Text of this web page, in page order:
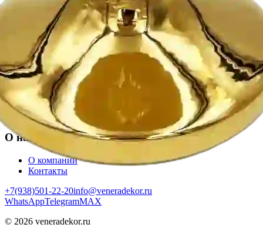
Коллекция BOUCHER
Коллекция WHITE GOLD
Коллекция SHELLS
Все товары
Информация
Оплата
Доставка по России
Возврат
Политика конфиденциальности
О нас
О компании
Контакты
+7(938)501-22-20info@veneradekor.ru
WhatsAppTelegramMAX
© 2026 veneradekor.ru